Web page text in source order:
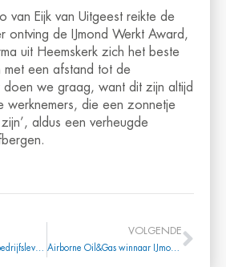
van Eijk van Uitgeest reikte de
ontving de IJmond Werkt Award,
uit Heemskerk zich het beste
met een afstand tot de
doen we graag, want dit zijn altijd
werknemers, die een zonnetje
aldus een verheugde
VOLGENDE
Airborne Oil&Gas winnaar IJmond Onderneemt Award